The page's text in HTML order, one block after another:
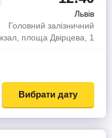
Львів
Головний залізничний
площа Двірцева, 1
Вибрати дату